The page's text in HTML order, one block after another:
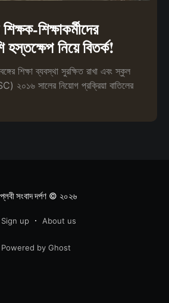
শিক্ষাকর্মীদের
হস্তক্ষেপ নিয়ে বিতর্ক!
শিক্ষা ব্যবস্থা সুরক্ষিত রাখা এবং স্কুল
২০১৬ সালের নিয়োগ প্রক্রিয়া বাতিলের
সংবাদ দর্পণ© ২০২৬
Sign up About us
Powered by Ghost